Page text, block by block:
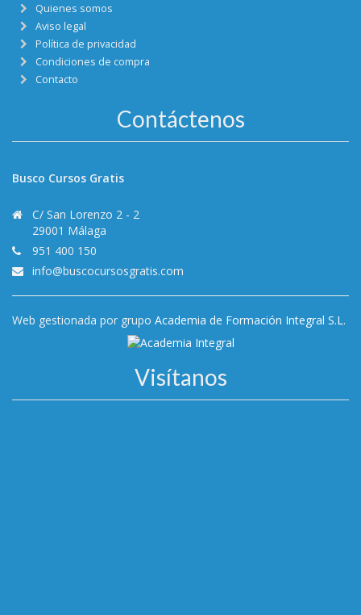
Quienes somos
Aviso legal
Política de privacidad
Condiciones de compra
Contacto
Contáctenos
Busco Cursos Gratis
C/ San Lorenzo 2 - 2
29001 Málaga
951 400 150
info@buscocursosgratis.com
Web gestionada por grupo Academia de Formación Integral S.L.
Visítanos